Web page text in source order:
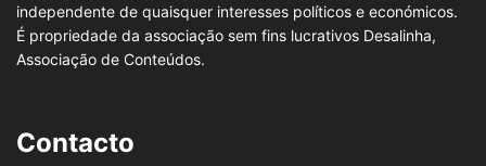
independente de quaisquer interesses políticos e económicos.
É propriedade da associação sem fins lucrativos Desalinha,
Associação de Conteúdos.
Contacto